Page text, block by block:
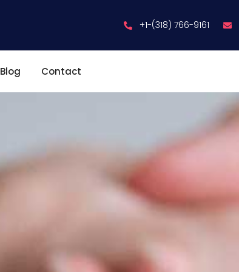
+1-(318) 766-9161
Blog Contact